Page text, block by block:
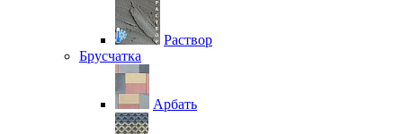
Раствор
Брусчатка
Арбать